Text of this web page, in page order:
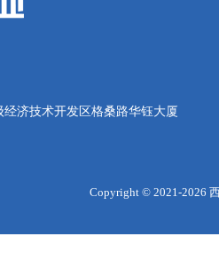
济技术开发区格桑路华钰大厦
Copyright © 2021-2026